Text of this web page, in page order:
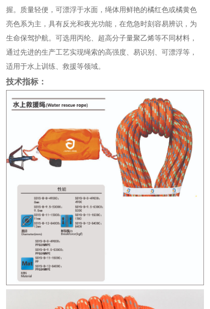
握。质量轻便，可漂浮于水面，绳体用鲜艳的橘红色或橘黄色
亮色系为主，具有反光和夜光功能，在危急时刻容易辨识，为
生命保驾护航。可选用丙纶、超高分子量聚乙烯等不同材料，
通过先进的生产工艺实现绳索的高强度、易识别、可漂浮等，
适用于水上训练、救援等领域。
技术指标：